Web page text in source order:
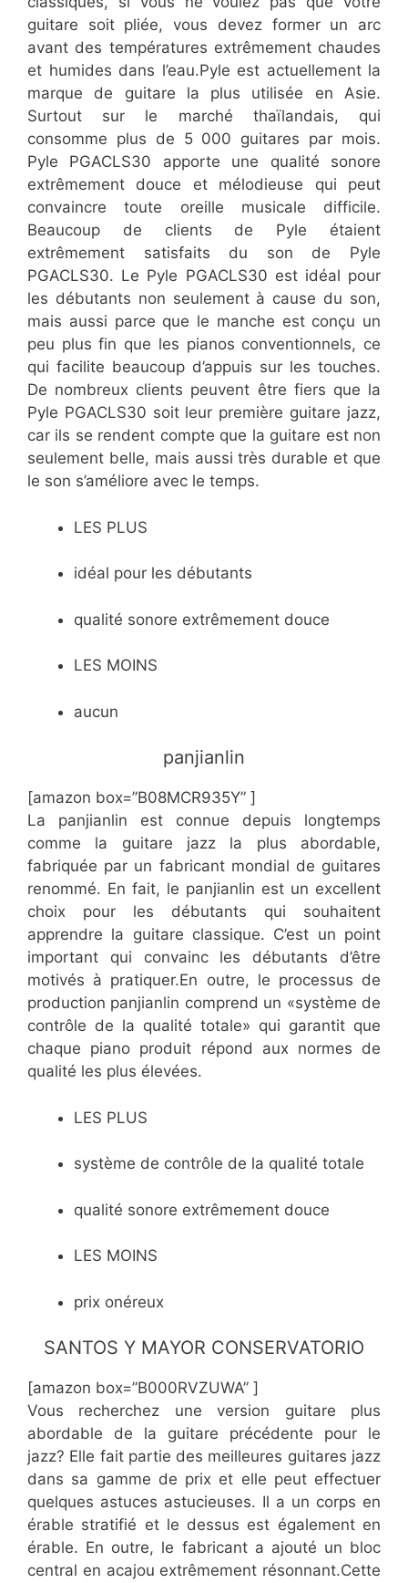
guitare soit pliée, vous devez former un arc
avant des températures extrêmement chaudes
et humides dans l’eau.Pyle est actuellement la
marque de guitare la plus utilisée en Asie.
Surtout sur le marché thaïlandais, qui
consomme plus de 5 000 guitares par mois.
Pyle PGACLS30 apporte une qualité sonore
extrêmement douce et mélodieuse qui peut
convaincre toute oreille musicale difficile.
Beaucoup de clients de Pyle étaient
extrêmement satisfaits du son de Pyle
PGACLS30. Le Pyle PGACLS30 est idéal pour
les débutants non seulement à cause du son,
mais aussi parce que le manche est conçu un
peu plus fin que les pianos conventionnels, ce
qui facilite beaucoup d’appuis sur les touches.
De nombreux clients peuvent être fiers que la
Pyle PGACLS30 soit leur première guitare jazz,
car ils se rendent compte que la guitare est non
seulement belle, mais aussi très durable et que
le son s’améliore avec le temps.
LES PLUS
idéal pour les débutants
qualité sonore extrêmement douce
LES MOINS
aucun
panjianlin
[amazon box=”B08MCR935Y” ]
La panjianlin est connue depuis longtemps
comme la guitare jazz la plus abordable,
fabriquée par un fabricant mondial de guitares
renommé. En fait, le panjianlin est un excellent
choix pour les débutants qui souhaitent
apprendre la guitare classique. C’est un point
important qui convainc les débutants d’être
motivés à pratiquer.En outre, le processus de
production panjianlin comprend un «système de
contrôle de la qualité totale» qui garantit que
chaque piano produit répond aux normes de
qualité les plus élevées.
LES PLUS
système de contrôle de la qualité totale
qualité sonore extrêmement douce
LES MOINS
prix onéreux
SANTOS Y MAYOR CONSERVATORIO
[amazon box=”B000RVZUWA” ]
Vous recherchez une version guitare plus
abordable de la guitare précédente pour le
jazz? Elle fait partie des meilleures guitares jazz
dans sa gamme de prix et elle peut effectuer
quelques astuces astucieuses. Il a un corps en
érable stratifié et le dessus est également en
érable. En outre, le fabricant a ajouté un bloc
central en acajou extrêmement résonnant.Cette